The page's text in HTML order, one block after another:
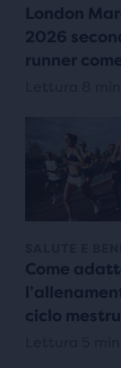
London
2026
runner
Come
ciclo